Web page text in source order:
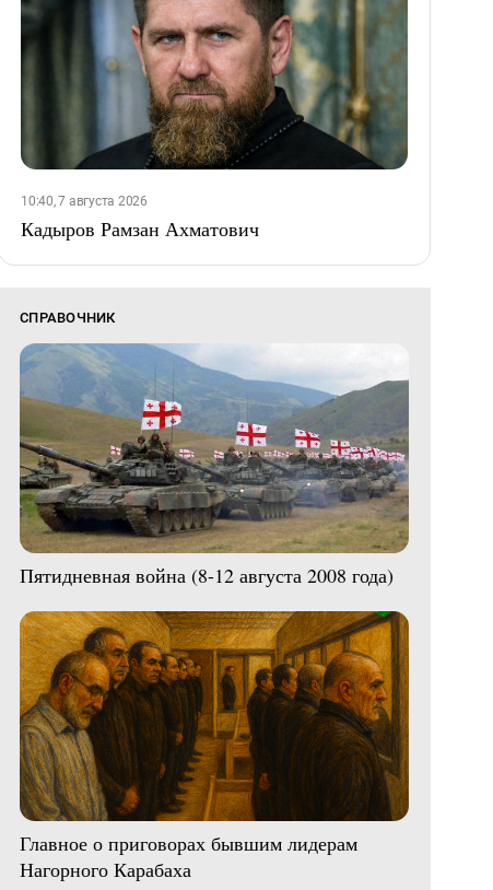
10:40, 7 августа 2026
Кадыров Рамзан Ахматович
СПРАВОЧНИК
Пятидневная война (8-12 августа 2008 года)
Главное о приговорах бывшим лидерам
Нагорного Карабаха